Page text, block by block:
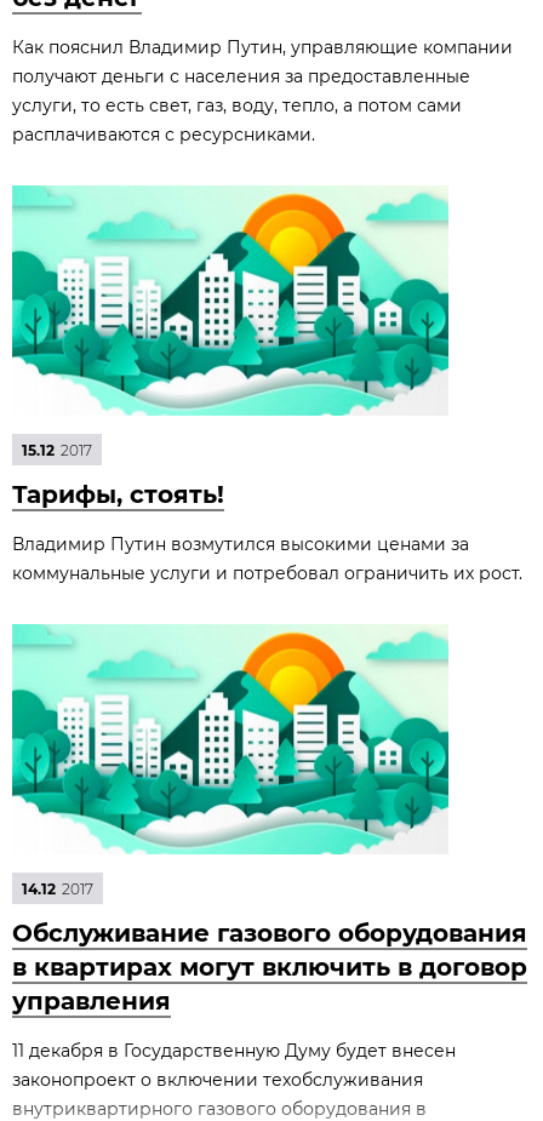
Как пояснил Владимир Путин, управляющие компании
получают деньги с населения за предоставленные
услуги, то есть свет, газ, воду, тепло, а потом сами
расплачиваются с ресурсниками.
15.12 2017
Тарифы, стоять!
Владимир Путин возмутился высокими ценами за
коммунальные услуги и потребовал ограничить их рост.
14.12 2017
Обслуживание газового оборудования
в квартирах могут включить в договор
управления
11 декабря в Государственную Думу будет внесен
законопроект о включении техобслуживания
внутриквартирного газового оборудования в